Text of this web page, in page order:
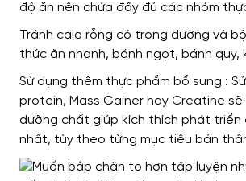
độ ăn nên chứa đầy đủ các nhóm
Tránh calo rỗng có trong đường và
thức ăn nhanh, bánh ngọt, bánh quy,
Sử dụng thêm thực phẩm bổ sung :
protein, Mass Gainer hay Creatine sẽ
dưỡng chất giúp kích thích phát
nhất, tùy theo từng mục tiêu bản